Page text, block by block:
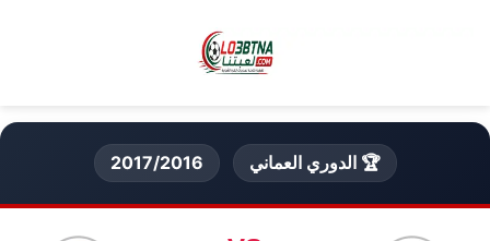
🏆 الدوري العماني 2017/2016